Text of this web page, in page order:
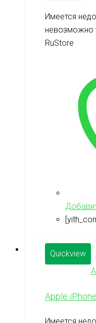
Имеется
невозможно
RuStore
Quickview
Apple